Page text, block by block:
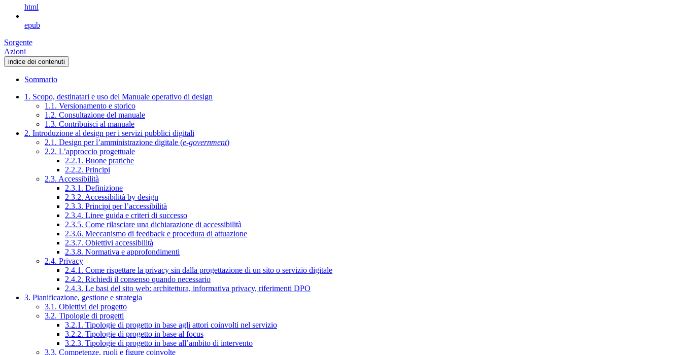
html
epub
Sorgente
Azioni
indice dei contenuti
Sommario
1. Scopo, destinatari e uso del Manuale operativo di design
1.1. Versionamento e storico
1.2. Consultazione del manuale
1.3. Contribuisci al manuale
2. Introduzione al design per i servizi pubblici digitali
2.1. Design per l’amministrazione digitale (e-government)
2.2. L’approccio progettuale
2.2.1. Buone pratiche
2.2.2. Principi
2.3. Accessibilità
2.3.1. Definizione
2.3.2. Accessibilità by design
2.3.3. Principi per l’accessibilità
2.3.4. Linee guida e criteri di successo
2.3.5. Come rilasciare una dichiarazione di accessibilità
2.3.6. Meccanismo di feedback e procedura di attuazione
2.3.7. Obiettivi accessibilità
2.3.8. Normativa e approfondimenti
2.4. Privacy
2.4.1. Come rispettare la privacy sin dalla progettazione di un sito o servizio digitale
2.4.2. Richiedi il consenso quando necessario
2.4.3. Le basi del sito web: architettura, informativa privacy, riferimenti DPO
3. Pianificazione, gestione e strategia
3.1. Obiettivi del progetto
3.2. Tipologie di progetti
3.2.1. Tipologie di progetto in base agli attori coinvolti nel servizio
3.2.2. Tipologie di progetto in base al focus
3.2.3. Tipologie di progetto in base all’ambito di intervento
3.3. Competenze, ruoli e figure coinvolte